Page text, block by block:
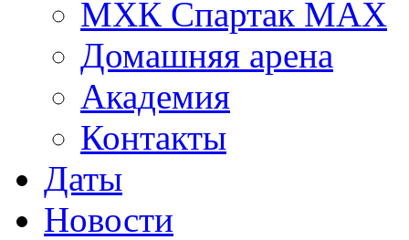
МХК Спартак МАХ
Домашняя арена
Академия
Контакты
Даты
Новости